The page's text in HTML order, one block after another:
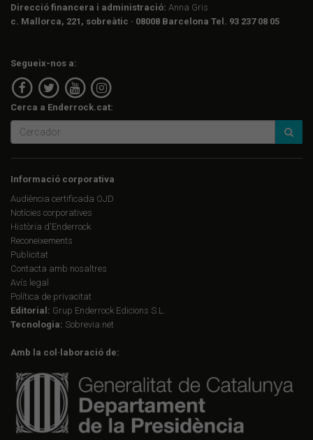
Direcció financera i administració: Anna Gris
c. Mallorca, 221, sobreàtic · 08008 Barcelona Tel. 93 237 08 05
Segueix-nos a:
Cerca a Enderrock.cat:
Informació corporativa
Audiència certificada OJD
Notícies corporatives
Història d'Enderrock
Reconeixements
Publicitat
Contacta amb nosaltres
Avís legal
Política de privacitat
Editorial: Grup Enderrock Edicions S.L.
Tecnologia: Sobrevia.net
Amb la col·laboració de: